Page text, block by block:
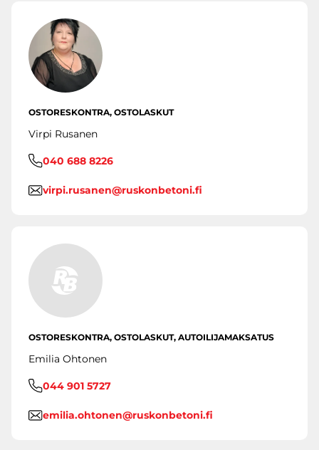
OSTORESKONTRA, OSTOLASKUT
Virpi Rusanen
040 688 8226
virpi.rusanen@ruskonbetoni.fi
OSTORESKONTRA, OSTOLASKUT, AUTOILIJAMAKSATUS
Emilia Ohtonen
044 901 5727
emilia.ohtonen@ruskonbetoni.fi